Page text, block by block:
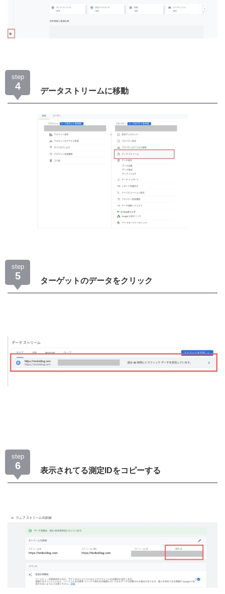
step
4 データストリームに移動
step
5 ターゲットのデータをクリック
step
6 表示されてる測定IDをコピーする